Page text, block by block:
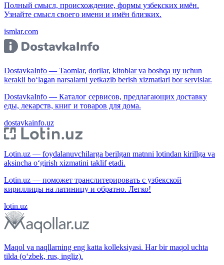
Полный смысл, происхождение, формы узбекских имён.
Узнайте смысл своего имени и имён близких.
ismlar.com
DostavkaInfo — Taomlar, dorilar, kitoblar va boshqa uy uchun
kerakli bo‘lagan narsalarni yetkazib berish xizmatlari bor servislar.
DostavkaInfo — Каталог сервисов, предлагающих доставку
еды, лекарств, книг и товаров для дома.
dostavkainfo.uz
Lotin.uz — foydalanuvchilarga berilgan matnni lotindan kirillga va
aksincha o‘girish xizmatini taklif etadi.
Lotin.uz — поможет транслитерировать с узбекской
кириллицы на латиницу и обратно. Легко!
lotin.uz
Maqol va naqllarning eng katta kolleksiyasi. Har bir maqol uchta
tilda (o‘zbek, rus, ingliz).